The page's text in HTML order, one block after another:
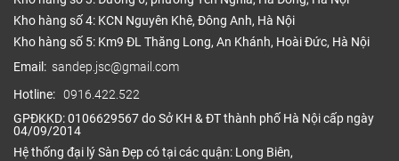
Kho hàng số 4: KCN Nguyên Khê, Đông Anh, Hà Nội
Kho hàng số 5: Km9 ĐL Thăng Long, An Khánh, Hoài Đức, Hà Nội
Email: sandep.jsc@gmail.com
Hotline: 0916.422.522
GPĐKKD: 0106629567 do Sở KH & ĐT thành phố Hà Nội cấp ngày
04/09/2014
Hệ thống đại lý Sàn Đẹp có tại các quận: Long Biên,